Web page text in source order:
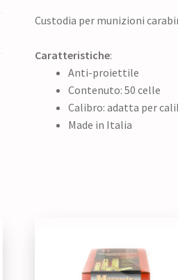
Custodia per munizioni
Caratteristiche:
Anti-proiettile
Contenuto: 50 celle
Calibro: adatta per
Made in Italia